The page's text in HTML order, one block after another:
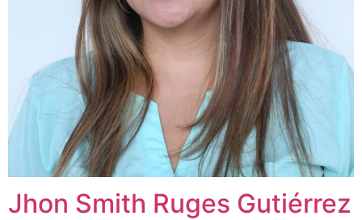
Jhon Smith Ruges Gutiérrez